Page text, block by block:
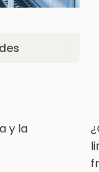
y la